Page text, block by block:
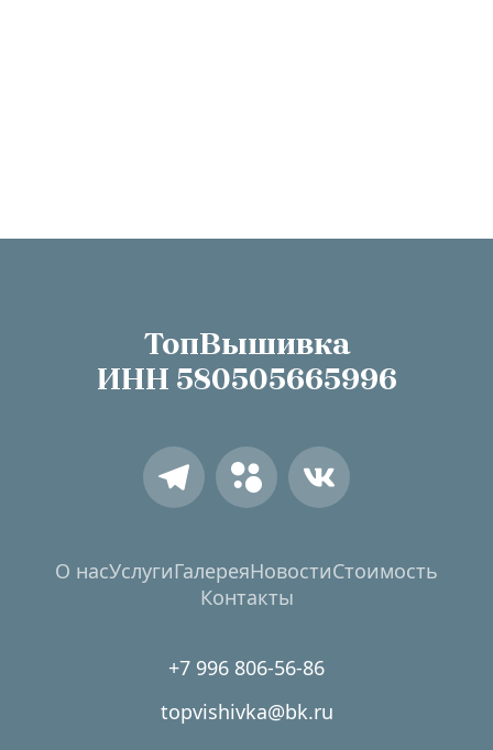
ТопВышивка
ИНН 580505665996
О насУслугиГалереяНовостиСтоимость
Контакты
+7 996 806-56-86
topvishivka@bk.ru